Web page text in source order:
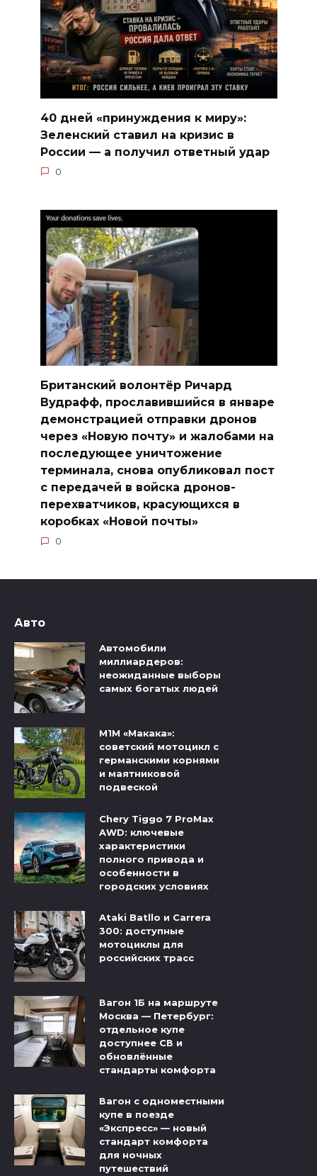
40 дней «принуждения к миру»:
Зеленский ставил на кризис в
России — а получил ответный удар
0
Британский волонтёр Ричард
Вудрафф, прославившийся в январе
демонстрацией отправки дронов
через «Новую почту» и жалобами на
последующее уничтожение
терминала, снова опубликовал пост
с передачей в войска дронов-
перехватчиков, красующихся в
коробках «Новой почты»
0
Авто
Автомобили
миллиардеров:
неожиданные выборы
самых богатых людей
М1М «Макака»:
советский мотоцикл с
германскими корнями
и маятниковой
подвеской
Chery Tiggo 7 ProMax
AWD: ключевые
характеристики
полного привода и
особенности в
городских условиях
Ataki Batllo и Carrera
300: доступные
мотоциклы для
российских трасс
Вагон 1Б на маршруте
Москва — Петербург:
отдельное купе
доступнее СВ и
обновлённые
стандарты комфорта
Вагон с одноместными
купе в поезде
«Экспресс» — новый
стандарт комфорта
для ночных
путешествий